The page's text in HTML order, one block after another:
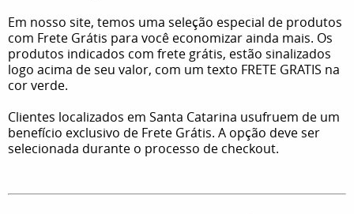
Em nosso site, temos uma seleção especial de produtos
com Frete Grátis para você economizar ainda mais. Os
produtos indicados com frete grátis, estão sinalizados
logo acima de seu valor, com um texto FRETE GRATIS na
cor verde.
Clientes localizados em Santa Catarina usufruem de um
benefício exclusivo de Frete Grátis. A opção deve ser
selecionada durante o processo de checkout.